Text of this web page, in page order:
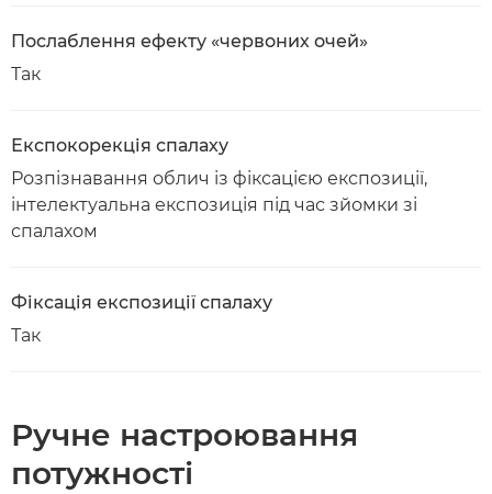
Послаблення ефекту «червоних очей»
Так
Експокорекція спалаху
Розпізнавання облич із фіксацією експозиції,
інтелектуальна експозиція під час зйомки зі
спалахом
Фіксація експозиції спалаху
Так
Ручне настроювання
потужності